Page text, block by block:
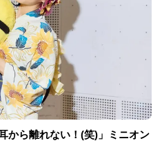
から離れない！(笑)」ミニオン